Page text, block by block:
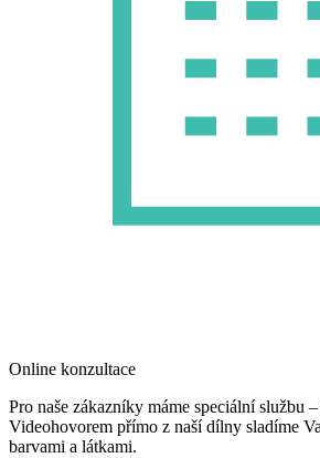
Online konzultace
Pro naše zákazníky máme speciální službu
Videohovorem přímo z naší dílny sladíme
barvami a látkami.